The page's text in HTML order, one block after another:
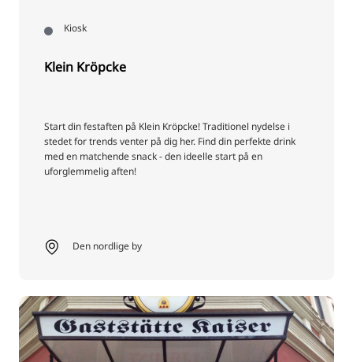
Kiosk
Klein Kröpcke
Start din festaften på Klein Kröpcke! Traditionel nydelse i
stedet for trends venter på dig her. Find din perfekte drink
med en matchende snack - den ideelle start på en
uforglemmelig aften!
Den nordlige by